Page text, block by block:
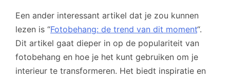
Een ander interessant artikel dat je zou kunnen
lezen is “Fotobehang: de trend van dit moment“.
Dit artikel gaat dieper in op de populariteit van
fotobehang en hoe je het kunt gebruiken om je
interieur te transformeren. Het biedt inspiratie en